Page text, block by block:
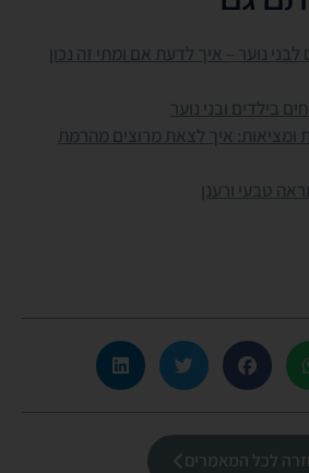
נוער – איך לדעת אם ומתי זה נכון
בילדים ובני נוער
ומציאות: איך לצאת מרוצים מהרמת
טבעי ורענן
לכל המאמרים